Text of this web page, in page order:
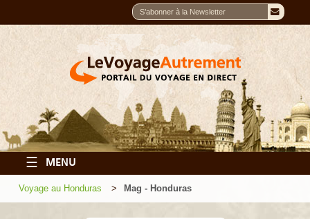
☰ MENU
Voyage au Honduras Mag - Honduras